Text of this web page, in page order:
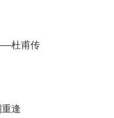
杜甫传
逢